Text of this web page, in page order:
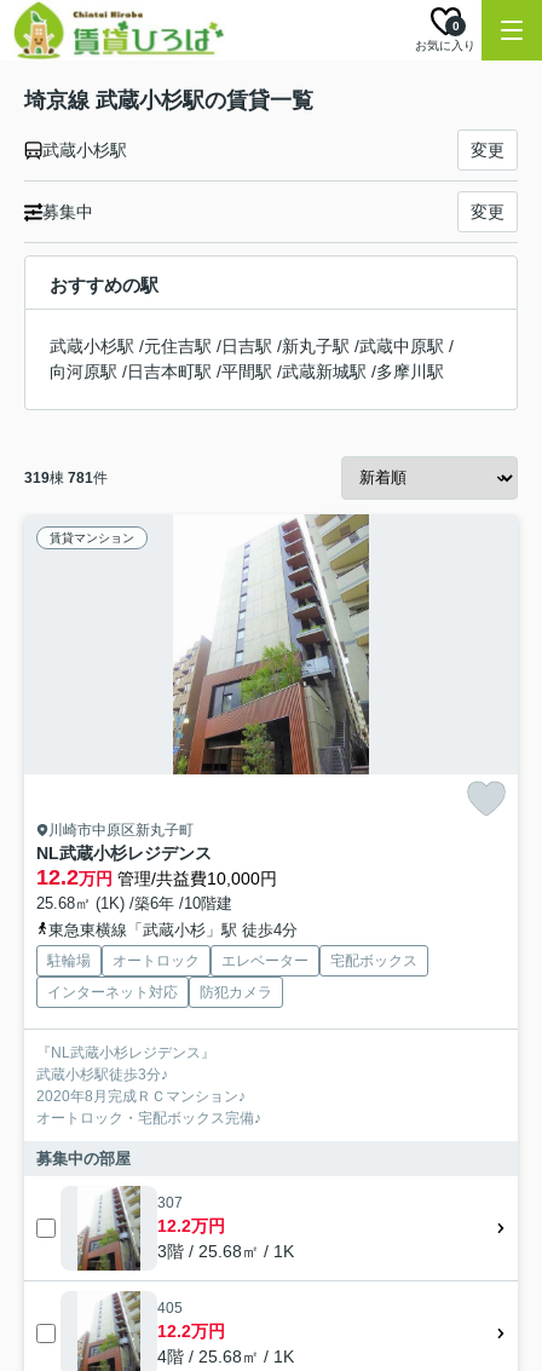
お気に入り
0
埼京線 武蔵小杉駅の賃貸一覧
武蔵小杉駅 変更
募集中 変更
おすすめの駅
武蔵小杉駅 /元住吉駅 /日吉駅 /新丸子駅 /武蔵中原駅 /
向河原駅 /日吉本町駅 /平間駅 /武蔵新城駅 /多摩川駅
319棟 781件
賃貸マンション
川崎市中原区新丸子町
NL武蔵小杉レジデンス
12.2万円 管理/共益費10,000円
25.68㎡ (1K) /築6年 /10階建
東急東横線「武蔵小杉」駅 徒歩4分
駐輪場 オートロック エレベーター
宅配ボックス
インターネット対応
防犯カメラ
『NL武蔵小杉レジデンス』
武蔵小杉駅徒歩3分♪
2020年8月完成ＲＣマンション♪
オートロック・宅配ボックス完備♪
募集中の部屋
307
12.2万円
3階 / 25.68㎡ / 1K
405
12.2万円
4階 / 25.68㎡ / 1K